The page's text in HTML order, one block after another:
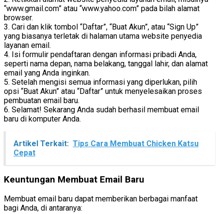
“www.gmail.com” atau “www.yahoo.com” pada bilah alamat
browser.
3. Cari dan klik tombol “Daftar”, “Buat Akun”, atau “Sign Up”
yang biasanya terletak di halaman utama website penyedia
layanan email.
4. Isi formulir pendaftaran dengan informasi pribadi Anda,
seperti nama depan, nama belakang, tanggal lahir, dan alamat
email yang Anda inginkan.
5. Setelah mengisi semua informasi yang diperlukan, pilih
opsi “Buat Akun” atau “Daftar” untuk menyelesaikan proses
pembuatan email baru.
6. Selamat! Sekarang Anda sudah berhasil membuat email
baru di komputer Anda.
Artikel Terkait: Tips Cara Membuat Chicken Katsu
Cepat
Keuntungan Membuat Email Baru
Membuat email baru dapat memberikan berbagai manfaat
bagi Anda, di antaranya: